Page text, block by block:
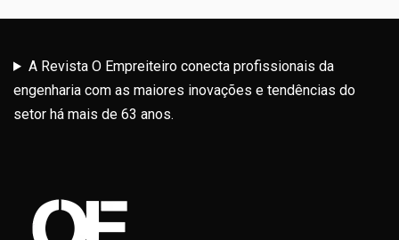
A Revista O Empreiteiro conecta profissionais da
engenharia com as maiores inovações e tendências do
setor há mais de 63 anos.